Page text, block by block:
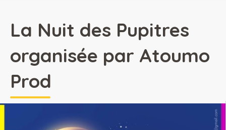
La Nuit des Pupitres
organisée par Atoumo
Prod